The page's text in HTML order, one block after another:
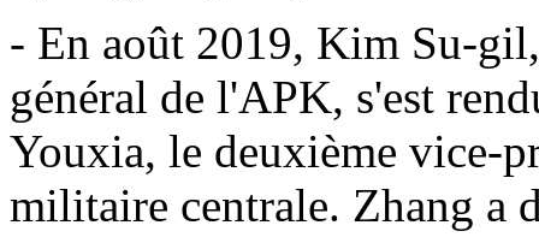
- En août 2019, Kim Su-
général de l'APK, s'est
Youxia, le deuxième vice-
militaire centrale. Zhang a